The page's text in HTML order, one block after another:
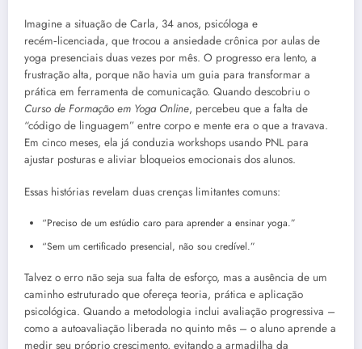
Imagine a situação de Carla, 34 anos, psicóloga e
recém‑licenciada, que trocou a ansiedade crônica por aulas de
yoga presenciais duas vezes por mês. O progresso era lento, a
frustração alta, porque não havia um guia para transformar a
prática em ferramenta de comunicação. Quando descobriu o
Curso de Formação em Yoga Online, percebeu que a falta de
“código de linguagem” entre corpo e mente era o que a travava.
Em cinco meses, ela já conduzia workshops usando PNL para
ajustar posturas e aliviar bloqueios emocionais dos alunos.
Essas histórias revelam duas crenças limitantes comuns:
“Preciso de um estúdio caro para aprender a ensinar yoga.”
“Sem um certificado presencial, não sou credível.”
Talvez o erro não seja sua falta de esforço, mas a ausência de um
caminho estruturado que ofereça teoria, prática e aplicação
psicológica. Quando a metodologia inclui avaliação progressiva –
como a autoavaliação liberada no quinto mês – o aluno aprende a
medir seu próprio crescimento, evitando a armadilha da